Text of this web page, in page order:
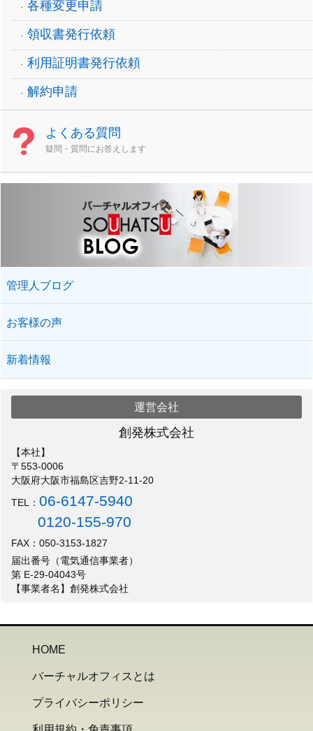
各種変更申請
領収書発行依頼
利用証明書発行依頼
解約申請
よくある質問
疑問・質問にお答えします
管理人ブログ
お客様の声
新着情報
運営会社
創発株式会社
【本社】
〒553-0006
大阪府大阪市福島区吉野2-11-20
TEL：06-6147-5940
0120-155-970
FAX：050-3153-1827
届出番号（電気通信事業者）
第 E-29-04043号
【事業者名】創発株式会社
HOME
バーチャルオフィスとは
プライバシーポリシー